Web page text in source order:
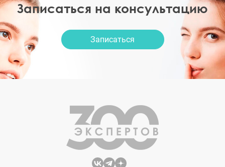
Записаться на консультацию
Записаться